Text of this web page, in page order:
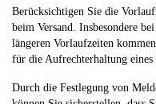
Berücksichtigen Sie die
beim Versand. Insbesondere
längeren Vorlaufzeiten
für die Aufrechterhaltung eines
Durch die Festlegung von